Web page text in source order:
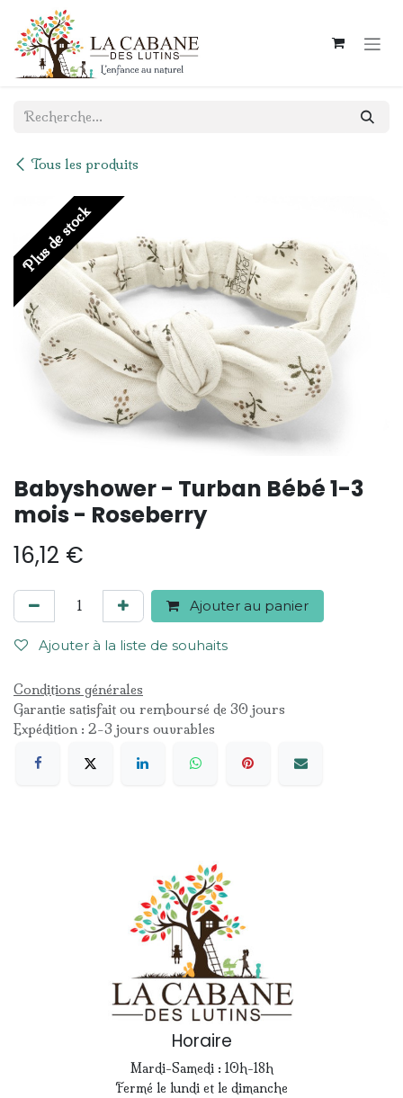
Se rendre au contenu
Tous les produits
Plus de stock
Babyshower - Turban Bébé 1-3
mois - Roseberry
16,12 €
Ajouter au panier
Ajouter à la liste de souhaits
Conditions générales
Garantie satisfait ou remboursé de 30 jours
Expédition : 2-3 jours ouvrables
Horaire
Mardi-Samedi : 10h-18h
Fermé le lundi et le dimanche